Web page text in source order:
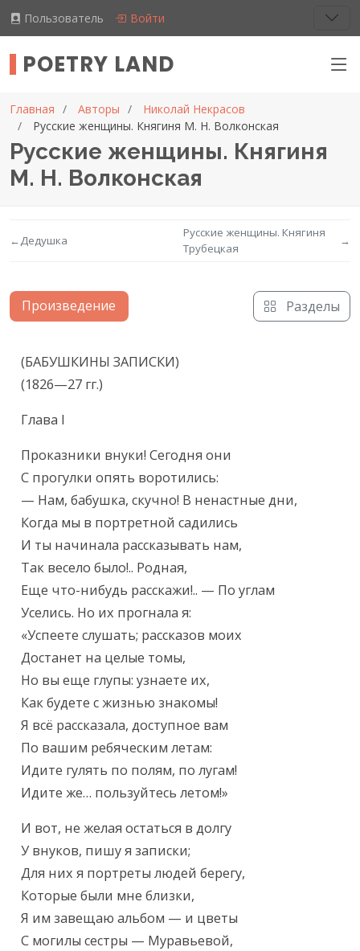
Пользователь Войти
POETRY LAND
Главная Авторы
Николай Некрасов
Русские женщины. Княгиня М. Н. Волконская
Русские женщины. Княгиня
М. Н. Волконская
←Дедушка
Русские женщины. Княгиня
Трубецкая
→
Произведение Разделы
Текст произведения
(БАБУШКИНЫ ЗАПИСКИ)
(1826—27 гг.)
Глава I
Проказники внуки! Сегодня они
С прогулки опять воротились:
— Нам, бабушка, скучно! В ненастные дни,
Когда мы в портретной садились
И ты начинала рассказывать нам,
Так весело было!.. Родная,
Еще что-нибудь расскажи!.. — По углам
Уселись. Но их прогнала я:
«Успеете слушать; рассказов моих
Достанет на целые томы,
Но вы еще глупы: узнаете их,
Как будете с жизнью знакомы!
Я всё рассказала, доступное вам
По вашим ребяческим летам:
Идите гулять по полям, по лугам!
Идите же… пользуйтесь летом!»
И вот, не желая остаться в долгу
У внуков, пишу я записки;
Для них я портреты людей берегу,
Которые были мне близки,
Я им завещаю альбом — и цветы
С могилы сестры — Муравьевой,